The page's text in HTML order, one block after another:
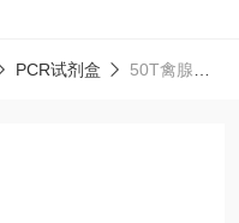
PCR试剂盒 50T禽腺病毒(FADV)PCR试剂盒